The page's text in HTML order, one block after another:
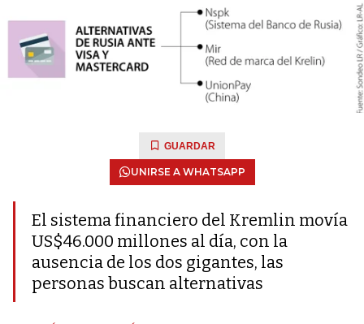
GUARDAR
UNIRSE A WHATSAPP
El sistema financiero del Kremlin movía
US$46.000 millones al día, con la
ausencia de los dos gigantes, las
personas buscan alternativas